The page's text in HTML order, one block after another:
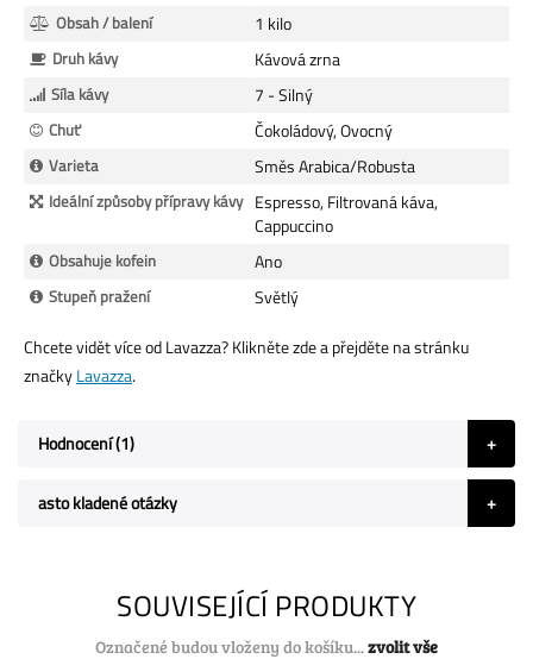
Obsah / balení 1 kilo
Druh kávy Kávová zrna
Síla kávy 7 - Silný
Chuť Čokoládový, Ovocný
Varieta Směs Arabica/Robusta
Ideální způsoby přípravy kávy Espresso, Filtrovaná káva,
Cappuccino
Obsahuje kofein Ano
Stupeň pražení
Světlý
Chcete vidět více od Lavazza? Klikněte zde a přejděte na stránku
značkyLavazza.
Hodnocení 1
asto kladené otázky
SOUVISEJÍCÍ PRODUKTY
Označené budou vloženy do košíku...zvolit vše